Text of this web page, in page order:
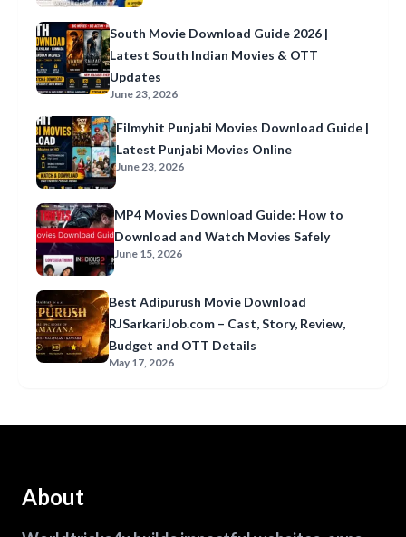
South Movie Download Guide 2026 |
Latest South Indian Movies & OTT
Updates
June 23, 2026
Filmyhit Punjabi Movies Download Guide |
Latest Punjabi Movies Online
June 23, 2026
MP4 Movies Download Guide: How to
Download and Watch Movies Safely
June 15, 2026
Best Adipurush Movie Download
RJSarkariJob.com – Cast, Story, Review,
Budget and OTT Details
May 17, 2026
About